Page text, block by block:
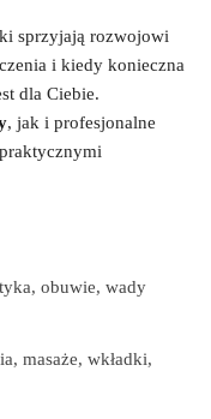
sprzyjają rozwojowi
i kiedy konieczna
dla Ciebie.
, jak i profesjonalne
obuwie, wady
masaże, wkładki,